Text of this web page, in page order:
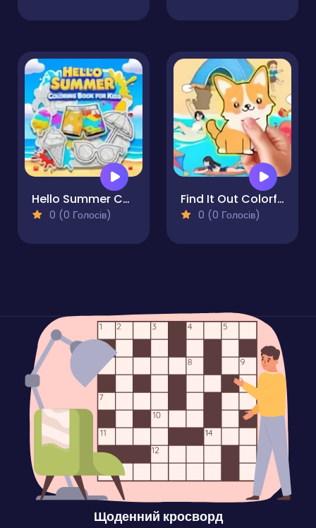
Hello Summer Coloring Book for Kids
0 (0 Голосів)
Find It Out Colorful Book
0 (0 Голосів)
Щоденний кросворд